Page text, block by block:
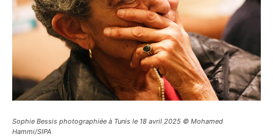
Sophie Bessis photographiée à Tunis le 18 avril 2025 © Mohamed
Hammi/SIPA